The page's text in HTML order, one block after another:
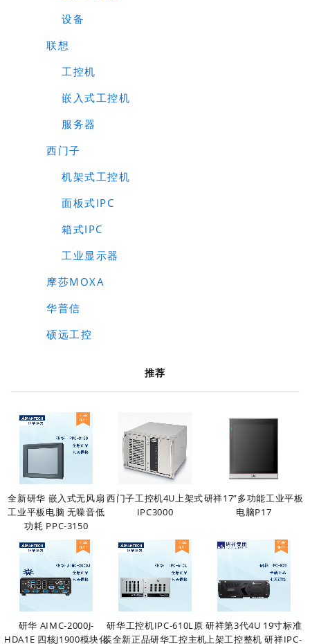
设备
联想
工控机
嵌入式工控机
服务器
西门子
机架式工控机
面板式IPC
箱式IPC
工业显示器
摩莎MOXA
华普信
硕远工控
推荐
全新研华 嵌入式无风扇
工业平板电脑 无噪音低
功耗 PPC-3150
西门子工控机4U上架式
IPC3000
研祥17”多功能工业平板
电脑P17
研华 AIMC-2000J-
HDA1E 四核J1900模块化
研华工控机IPC-610L原
装全新正品研华工控主机
研祥第3代4U 19寸标准
上架工控整机 研祥IPC-